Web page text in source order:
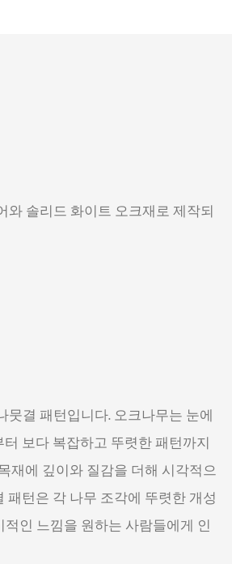
솔리드 화이트 오크재로 제작되
결 패턴입니다. 오크나무는 눈에
보다 복잡하고 뚜렷한 패턴까지
재에 깊이와 질감을 더해 시각적으
턴은 각 나무 조각에 뚜렷한 개성
인 느낌을 원하는 사람들에게 인